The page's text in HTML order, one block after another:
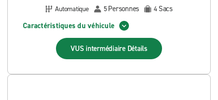
Automatique
5Personnes 4 Sacs
Caractéristiques du véhicule
VUS intermédiaire Détails